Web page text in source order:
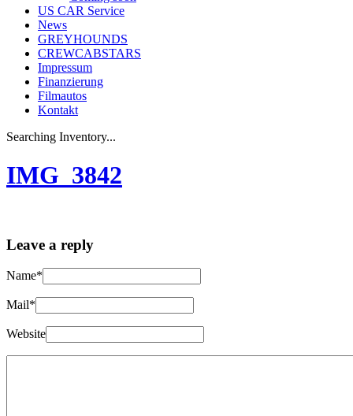
US CAR Service
News
GREYHOUNDS
CREWCABSTARS
Impressum
Finanzierung
Filmautos
Kontakt
Searching Inventory...
IMG_3842
Leave a reply
Name*
Mail*
Website